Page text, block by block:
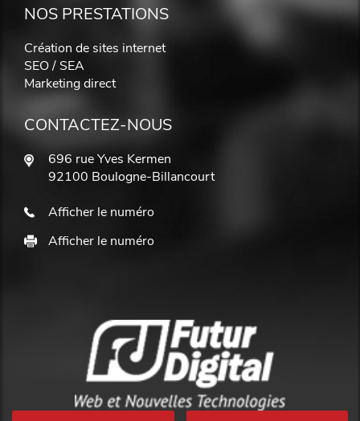
NOS PRESTATIONS
Création de sites internet
SEO / SEA
Marketing direct
CONTACTEZ-NOUS
696 rue Yves Kermen
92100 Boulogne-Billancourt
Afficher le numéro
Afficher le numéro